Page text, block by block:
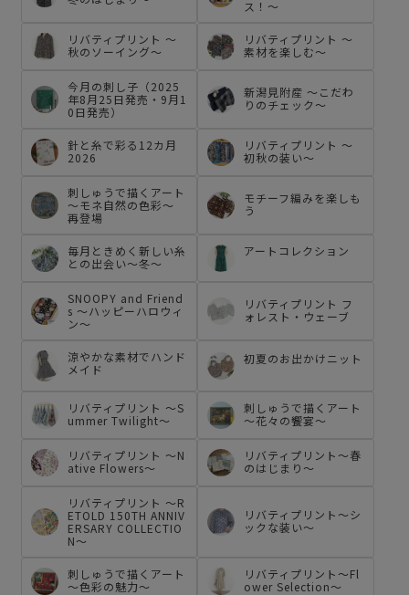
ス！～
リバティプリント ～
秋のソーイング～
リバティプリント ～
素材を楽しむ～
今月の刺し子（2025
年8月25日発売・9月1
0日発売）
新潟見附産 ～こだわ
りのチェック～
針と糸で彩る12カ月
2026
リバティプリント ～
初秋の装い～
刺しゅうで描くアート
～モネ自然の色彩～
再登場
モチーフ編みを楽しも
う
毎月ときめく新しい糸
との出会い～冬～
アートコレクション
SNOOPY and Friend
s ～ハッピーハロウィ
ン～
リバティプリント フ
ォレスト・ウェーブ
涼やかな素材でハンド
メイド
初夏のお出かけニット
リバティプリント ～S
ummer Twilight～
刺しゅうで描くアート
～花々の饗宴～
リバティプリント ～N
ative Flowers～
リバティプリント～春
のはじまり～
リバティプリント ～R
ETOLD 150TH ANNIV
ERSARY COLLECTIO
N～
リバティプリント～シ
ックな装い～
刺しゅうで描くアート
～色彩の魅力～
リバティプリント～Fl
ower Selection～